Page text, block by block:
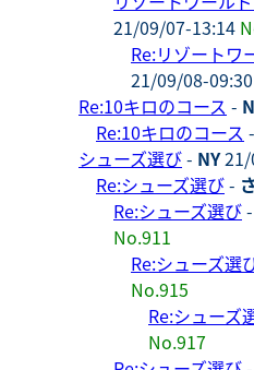
21/09/07-13:14
Re:リゾートワ
21/09/08-09:30
Re:10キロのコース -
Re:10キロのコース -
シューズ選び- NY21/
Re:シューズ選び-
Re:シューズ選び-
No.911
Re:シューズ選
No.915
Re:シューズ
No.917